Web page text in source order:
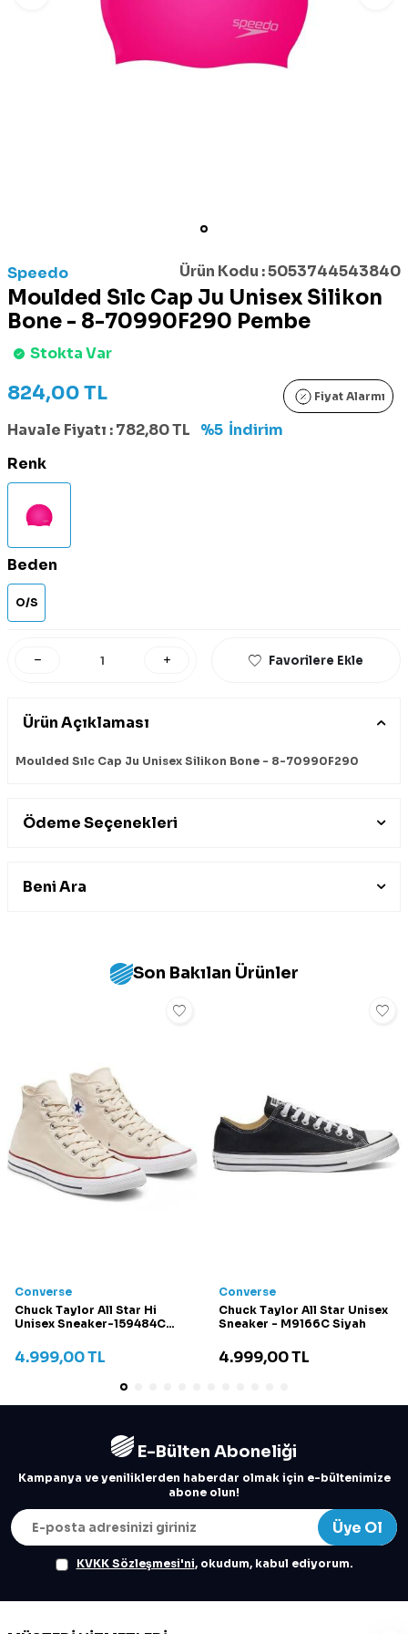
Speedo Ürün Kodu :5053744543840
Moulded Sılc Cap Ju Unisex Silikon
Bone - 8-70990F290 Pembe
Stokta Var
824,00TL Fiyat Alarmı
Havale Fiyatı :782,80TL %5 İndirim
Renk
Beden
O/S
Favorilere Ekle
Ürün Açıklaması
Moulded Sılc Cap Ju Unisex Silikon Bone - 8-70990F290
Ödeme Seçenekleri
Beni Ara
Son Bakılan Ürünler
Converse
Chuck Taylor All Star Hi
Unisex Sneaker-159484C
4.999,00TL
Converse
Chuck Taylor All Star Unisex
Sneaker - M9166C Siyah
4.999,00TL
E-Bülten Aboneliği
Kampanya ve yeniliklerden haberdar olmak için e-bültenimize
abone olun!
Üye Ol
KVKK Sözleşmesi'ni, okudum, kabul ediyorum.